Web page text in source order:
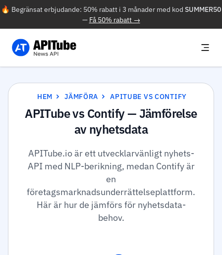
🔥 Begränsat erbjudande: 50% rabatt i 3 månader med kod SUMMER50
— Få 50% rabatt →
HEM JÄMFÖRA APITUBE VS CONTIFY
APITube vs Contify — Jämförelse
av nyhetsdata
APITube.io är ett utvecklarvänligt nyhets-
API med NLP-berikning, medan Contify är
en
företagsmarknadsunderrättelseplattform.
Här är hur de jämförs för nyhetsdata-
behov.